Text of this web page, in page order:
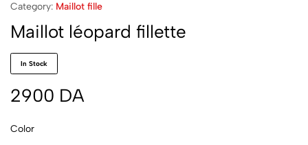
Category: Maillot fille
Maillot léopard fillette
In Stock
2900 DA
Color